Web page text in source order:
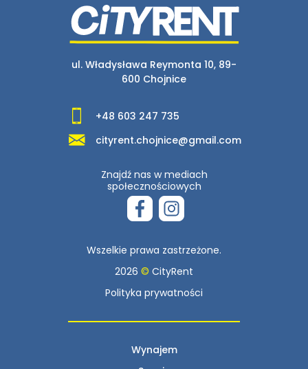
ul. Władysława Reymonta 10, 89-
600 Chojnice
+48 603 247 735
cityrent.chojnice@gmail.com
Znajdź nas w mediach
społecznościowych
Wszelkie prawa zastrzeżone.
2026 © CityRent
Polityka prywatności
Wynajem